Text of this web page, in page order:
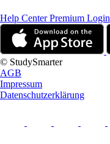
Help CenterPremium Login
© StudySmarter
AGB
Impressum
Datenschutzerklärung